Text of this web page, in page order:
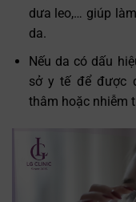
dưa leo,… giúp
da.
Nếu da có dấu
sở y tế để được
thâm hoặc nhiễm